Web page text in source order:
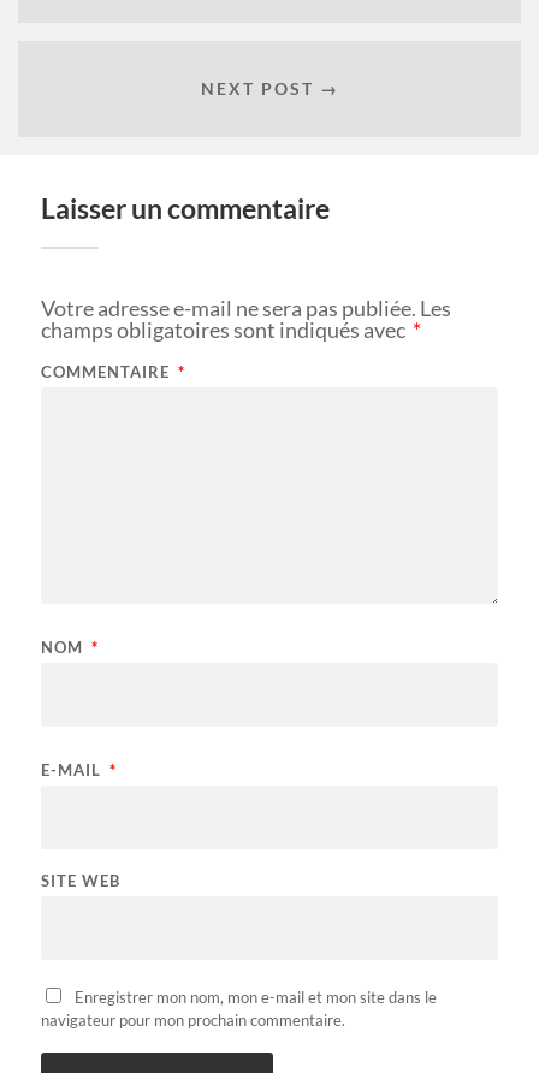
NEXT POST →
Laisser un commentaire
Votre adresse e-mail ne sera pas publiée. Les
champs obligatoires sont indiqués avec *
COMMENTAIRE *
NOM *
E-MAIL *
SITE WEB
Enregistrer mon nom, mon e-mail et mon site dans le
navigateur pour mon prochain commentaire.